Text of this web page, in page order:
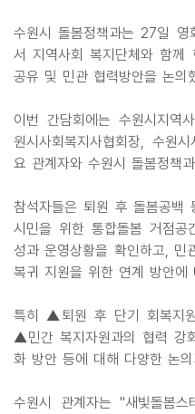
수원시 돌봄정책과는 27일 영
서 지역사회 복지단체와 함께
공유 및 민관 협력방안을 논의
이번 간담회에는 수원시지역
원시사회복지사협회장, 수원
요 관계자와 수원시 돌봄정책
참석자들은 퇴원 후 돌봄공백
시민을 위한 통합돌봄 거점공
성과 운영상황을 확인하고, 민
복귀 지원을 위한 연계 방안에
특히 ▲퇴원 후 단기 회복지
▲민간 복지자원과의 협력 강
화 방안 등에 대해 다양한 논의
수원시 관계자는 "새빛돌봄